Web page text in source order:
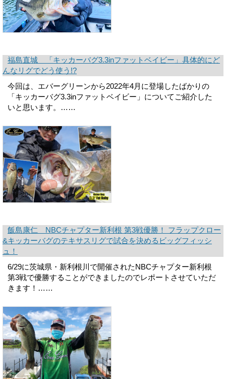
福島直城 「キッカーバグ3.3inファットベイビー」具体的にど
んなリグでどう使う!?
今回は、エバーグリーンから2022年4月に登場したばかりの
「キッカーバグ3.3inファットベイビー」についてご紹介した
いと思います。……
飯島康仁 NBCチャプター新利根 第3戦優勝！ フラップクロー
&キッカーバグのテキサスリグで試合を決めるビッグフィッシ
ュ！
6/29に茨城県・新利根川で開催されたNBCチャプター新利根
第3戦で優勝することができましたのでレポートさせていただ
きます！……